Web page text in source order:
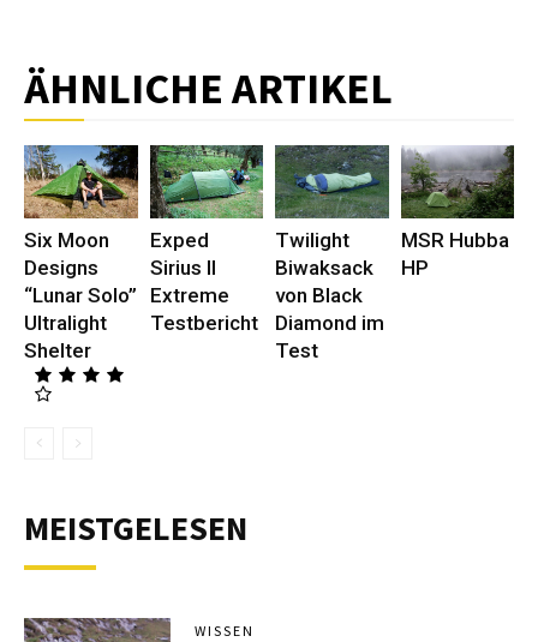
ÄHNLICHE ARTIKEL
Six Moon
Designs
“Lunar Solo”
Ultralight
Shelter
Exped
Sirius II
Extreme
Testbericht
Twilight
Biwaksack
von Black
Diamond im
Test
MSR Hubba
HP
MEISTGELESEN
WISSEN